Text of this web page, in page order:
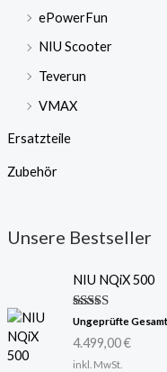
ePowerFun
NIU Scooter
Teverun
VMAX
Ersatzteile
Zubehör
Unsere Bestseller
NIU NQiX 500
Bewertet
von 5
Ungeprüfte
4.499,00€
inkl. MwSt.